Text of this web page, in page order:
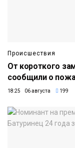
Происшествия
От короткого
сообщили о
18:25 06 августа 199